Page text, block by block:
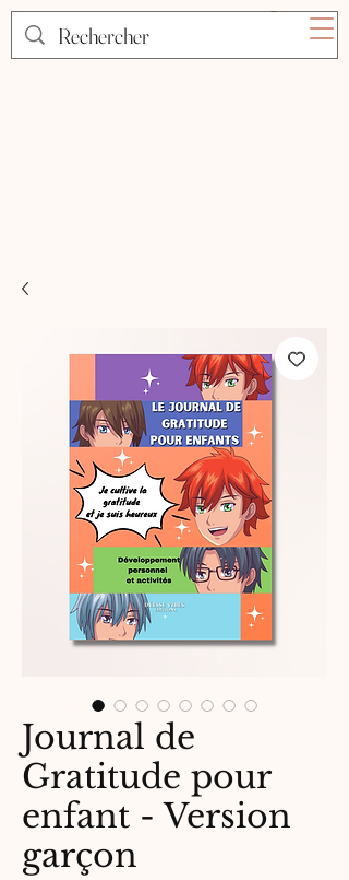
Journal de
Gratitude pour
enfant - Version
garçon